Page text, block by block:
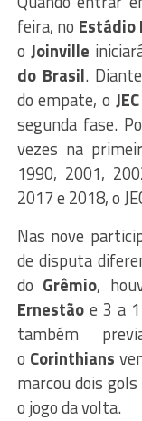
feira, no Estádio
oJoinville
do Brasil.
do empate, o JEC
segunda fase.
vezes na
1990, 2001,
2017 e 2018, o
Nas nove
de disputa
do Grêmio,
Ernestãoe 3 a
também
o Corinthians
marcou dois
o jogo da volta.